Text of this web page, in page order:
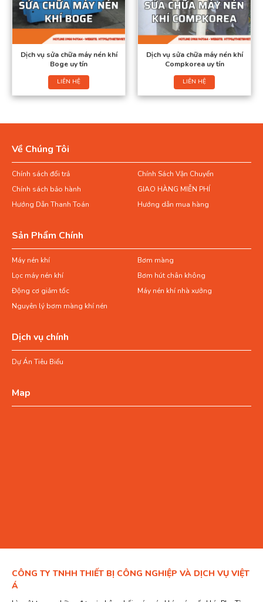
Dịch vụ sửa chữa máy nén khí
Boge uy tín
LIÊN HỆ
Dịch vụ sửa chữa máy nén khí
Compkorea uy tín
LIÊN HỆ
Về Chúng Tôi
Chính sách đổi trả
Chính Sách Vận Chuyển
Chính sách bảo hành
GIAO HÀNG MIỄN PHÍ
Hướng Dẫn Thanh Toán
Hướng dẫn mua hàng
Sản Phẩm Chính
Máy nén khí
Bơm màng
Lọc máy nén khí
Bơm hút chân không
Động cơ giảm tốc
Máy nén khí nhà xưởng
Nguyên lý bơm màng khí nén
Dịch vụ chính
Dự Án Tiêu Biểu
Map
CÔNG TY TNHH THIẾT BỊ CÔNG NGHIỆP VÀ DỊCH VỤ VIỆT
Á